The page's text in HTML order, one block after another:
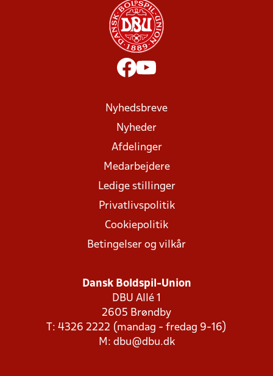
Nyhedsbreve
Nyheder
Afdelinger
Medarbejdere
Ledige stillinger
Privatlivspolitik
Cookiepolitik
Betingelser og vilkår
Dansk Boldspil-Union
DBU Allé 1
2605 Brøndby
T: 4326 2222 (mandag - fredag 9-16)
M: dbu@dbu.dk